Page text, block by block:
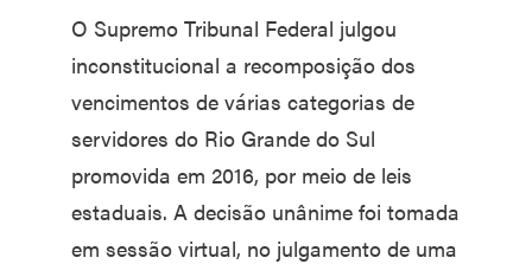
O Supremo Tribunal Federal julgou
inconstitucional a recomposição dos
vencimentos de várias categorias de
servidores do Rio Grande do Sul
promovida em 2016, por meio de leis
estaduais. A decisão unânime foi tomada
em sessão virtual, no julgamento de uma